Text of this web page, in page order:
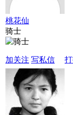
桃花仙
骑士
加关注 写私信